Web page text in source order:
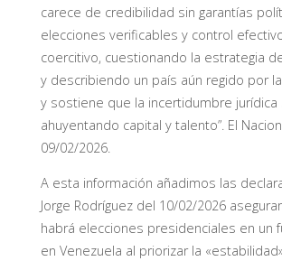
carece de credibilidad sin garantías
elecciones verificables y control
coercitivo, cuestionando la estrategia
y describiendo un país aún regido por
y sostiene que la incertidumbre jurídica
ahuyentando capital y talento”. El
09/02/2026.
A esta información añadimos las
Jorge Rodríguez del 10/02/2026
habrá elecciones presidenciales en un
en Venezuela al priorizar la